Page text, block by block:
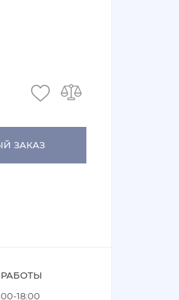
ЗАКАЗ
18:00